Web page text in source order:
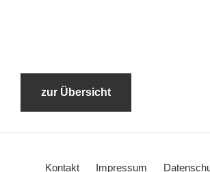
zur Übersicht
Kontakt Impressum